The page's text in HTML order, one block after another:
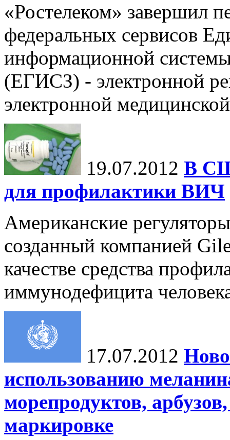
«Ростелеком» завершил
федеральных сервисов
информационной
(ЕГИСЗ) - электронной
электронной
19.07.2012 В
для профилактики ВИЧ
Американские
созданный компанией
качестве средства
иммунодефицита
17.07.2012
использованию
морепродуктов,
маркировке